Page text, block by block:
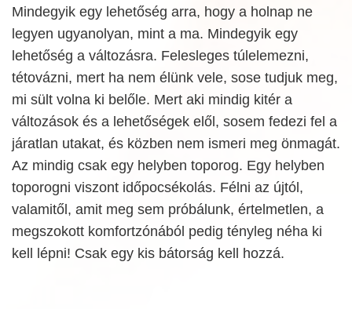
Mindegyik egy lehetőség arra, hogy a holnap ne
legyen ugyanolyan, mint a ma. Mindegyik egy
lehetőség a változásra. Felesleges túlelemezni,
tétovázni, mert ha nem élünk vele, sose tudjuk meg,
mi sült volna ki belőle. Mert aki mindig kitér a
változások és a lehetőségek elől, sosem fedezi fel a
járatlan utakat, és közben nem ismeri meg önmagát.
Az mindig csak egy helyben toporog. Egy helyben
toporogni viszont időpocsékolás. Félni az újtól,
valamitől, amit meg sem próbálunk, értelmetlen, a
megszokott komfortzónából pedig tényleg néha ki
kell lépni! Csak egy kis bátorság kell hozzá.